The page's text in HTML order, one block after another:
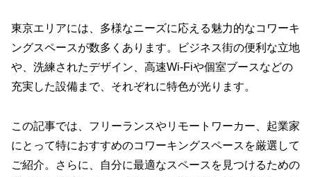
東京エリアには、多様なニーズに応える魅力的なコワーキ
ングスペースが数多くあります。ビジネス街の便利な立地
や、洗練されたデザイン、高速Wi-Fiや個室ブースなどの
充実した設備まで、それぞれに特色が光ります。
この記事では、フリーランスやリモートワーカー、起業家
にとって特におすすめのコワーキングスペースを厳選して
ご紹介。さらに、自分に最適なスペースを見つけるための